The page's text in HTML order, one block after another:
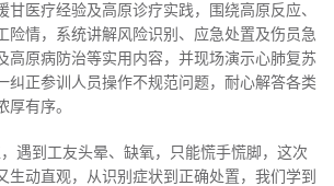
甘医疗经验及高原诊疗实践，围绕高原反应、
险情，系统讲解风险识别、应急处置及伤员急
高原病防治等实用内容，并现场演示心肺复苏
纠正参训人员操作不规范问题，耐心解答各类
厚有序。
遇到工友头晕、缺氧，只能慌手慌脚，这次
生动直观，从识别症状到正确处置，我们学到